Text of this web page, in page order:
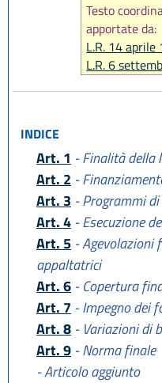
Testo
apportate da:
L.R. 14 aprile
L.R. 6
INDICE
Art. 1 - Finalità della
Art. 2 -
Art. 3 - Programmi
Art. 4 - Esecuzione
Art. 5 - Agevolazioni
appaltatrici
Art. 6 - Copertura
Art. 7 - Impegno dei
Art. 8 - Variazioni di
Art. 9 - Norma finale
- Articolo aggiunto